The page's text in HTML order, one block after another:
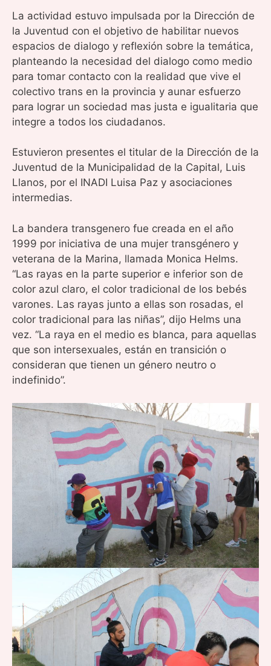
La actividad estuvo impulsada por la Dirección de
la Juventud con el objetivo de habilitar nuevos
espacios de dialogo y reflexión sobre la temática,
planteando la necesidad del dialogo como medio
para tomar contacto con la realidad que vive el
colectivo trans en la provincia y aunar esfuerzo
para lograr un sociedad mas justa e igualitaria que
integre a todos los ciudadanos.
Estuvieron presentes el titular de la Dirección de la
Juventud de la Municipalidad de la Capital, Luis
Llanos, por el INADI Luisa Paz y asociaciones
intermedias.
La bandera transgenero fue creada en el año
1999 por iniciativa de una mujer transgénero y
veterana de la Marina, llamada Monica Helms.
“Las rayas en la parte superior e inferior son de
color azul claro, el color tradicional de los bebés
varones. Las rayas junto a ellas son rosadas, el
color tradicional para las niñas”, dijo Helms una
vez. “La raya en el medio es blanca, para aquellas
que son intersexuales, están en transición o
consideran que tienen un género neutro o
indefinido”.